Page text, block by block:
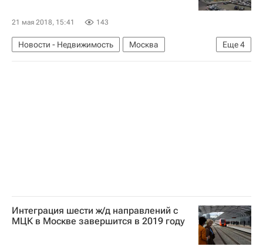
21 мая 2018, 15:41 143
Еще4
Новости - Недвижимость
Москва
Арбитражный суд г. Москвы
Настюша
Интеграция шести ж/д направлений с
МЦК в Москве завершится в 2019 году